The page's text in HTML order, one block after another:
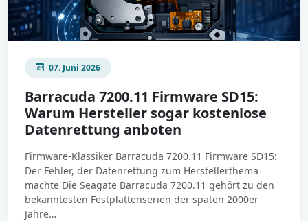
07. Juni 2026
Barracuda 7200.11 Firmware SD15:
Warum Hersteller sogar kostenlose
Datenrettung anboten
Firmware-Klassiker Barracuda 7200.11 Firmware SD15:
Der Fehler, der Datenrettung zum Herstellerthema
machte Die Seagate Barracuda 7200.11 gehört zu den
bekanntesten Festplattenserien der späten 2000er
Jahre…